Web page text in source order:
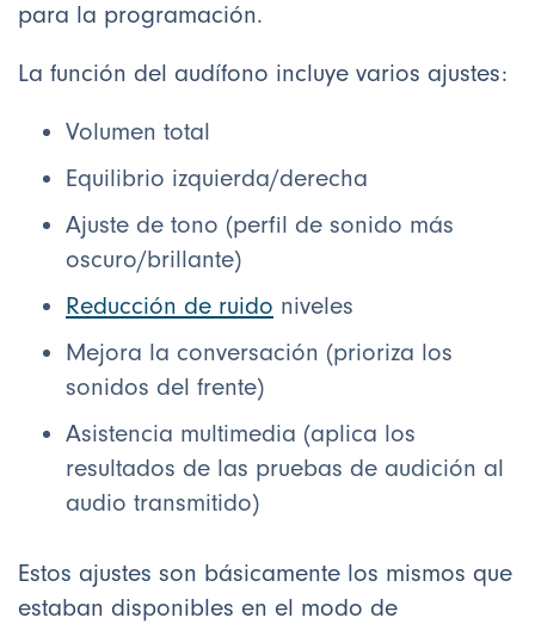
para la programación.
La función del audífono incluye varios ajustes:
Volumen total
Equilibrio izquierda/derecha
Ajuste de tono (perfil de sonido más
oscuro/brillante)
Reducción de ruido niveles
Mejora la conversación (prioriza los
sonidos del frente)
Asistencia multimedia (aplica los
resultados de las pruebas de audición al
audio transmitido)
Estos ajustes son básicamente los mismos que
estaban disponibles en el modo de